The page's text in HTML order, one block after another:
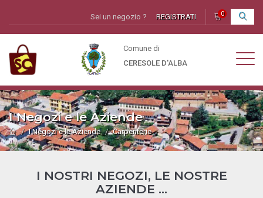
Sei un negozio ? REGISTRATI 0
Comune di
CERESOLE D'ALBA
I Negozi e le Aziende
I Negozi e le Aziende Carpenterie
I NOSTRI NEGOZI, LE NOSTRE
AZIENDE ...